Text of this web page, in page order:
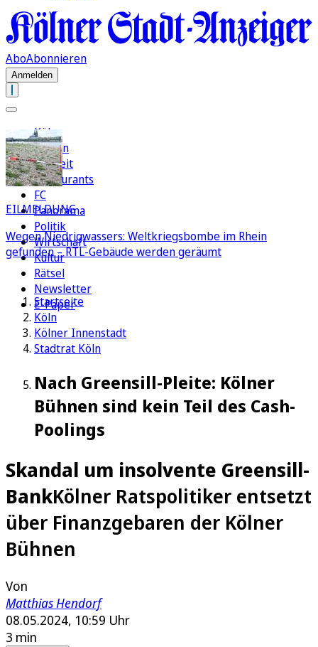
AboAbonnieren
Anmelden
Köln
Region
Freizeit
Restaurants
FC
Panorama
Politik
Wirtschaft
Kultur
Rätsel
Newsletter
E-Paper
EILMELDUNG
Wegen Niedrigwassers: Weltkriegsbombe im Rhein
gefunden – RTL-Gebäude werden geräumt
Startseite
Köln
Kölner Innenstadt
Stadtrat Köln
Nach Greensill-Pleite: Kölner
Bühnen sind kein Teil des Cash-
Poolings
Skandal um insolvente Greensill-
BankKölner Ratspolitiker entsetzt
über Finanzgebaren der Kölner
Bühnen
Von
Matthias Hendorf
08.05.2024, 10:59 Uhr
3 min